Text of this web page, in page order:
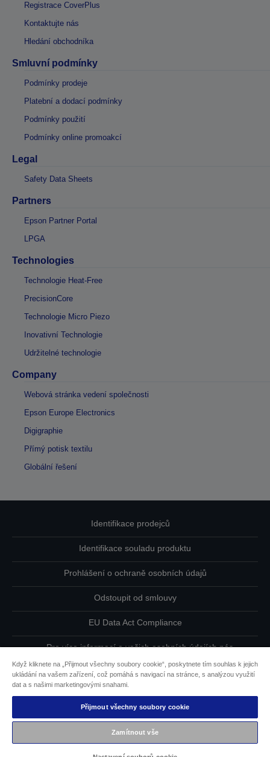
Registrace CoverPlus
Kontaktujte nás
Hledání obchodníka
Smluvní podmínky
Podmínky prodeje
Platební a dodací podmínky
Podmínky použití
Podmínky online promoakcí
Legal
Safety Data Sheets
Partners
Epson Partner Portal
LPGA
Technologies
Technologie Heat-Free
PrecisionCore
Technologie Micro Piezo
Inovativní Technologie
Udržitelné technologie
Company
Webová stránka vedení společnosti
Epson Europe Electronics
Digigraphie
Přímý potisk textilu
Globální řešení
Identifikace prodejců
Identifikace souladu produktu
Prohlášení o ochraně osobních údajů
Odstoupit od smlouvy
EU Data Act Compliance
Pro více informací o vašich osobních údajích nás
Informace o souborech cookie
Závazek usnadnění přístupu společnosti Epson
Copyright © 2026 Seiko Epson
Když kliknete na „Přijmout všechny soubory cookie“, poskytnete tím souhlas k jejich
ukládání na vašem zařízení, což pomáhá s navigací na stránce, s analýzou využití
dat a s našimi marketingovými snahami.
Přijmout všechny soubory cookie
Zamítnout vše